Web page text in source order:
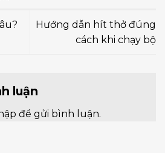
Hướng dẫn hít thở đúng
cách khi chạy bộ
luận
để gửi bình luận.